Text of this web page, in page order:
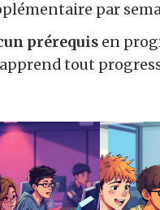
par
prérequis en
tout